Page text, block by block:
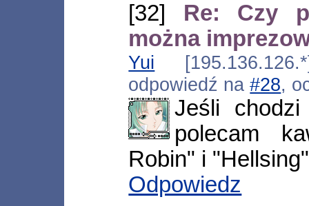
[32] Re: Czy
można
Yui
odpowiedź na#28,
Jeśli
polecam
Robin" i "Hellsing"
Odpowiedz